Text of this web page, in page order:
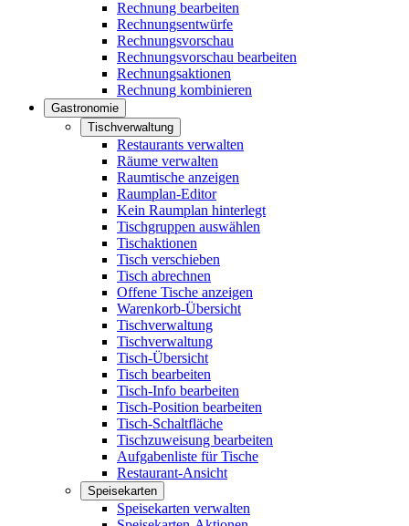
Rechnung bearbeiten
Rechnungsentwürfe
Rechnungsvorschau
Rechnungsvorschau bearbeiten
Rechnungsaktionen
Rechnung kombinieren
Gastronomie
Tischverwaltung
Restaurants verwalten
Räume verwalten
Raumtische anzeigen
Raumplan-Editor
Kein Raumplan hinterlegt
Tischgruppen auswählen
Tischaktionen
Tisch verschieben
Tisch abrechnen
Offene Tische anzeigen
Warenkorb-Übersicht
Tischverwaltung
Tischverwaltung
Tisch-Übersicht
Tisch bearbeiten
Tisch-Info bearbeiten
Tisch-Position bearbeiten
Tisch-Schaltfläche
Tischzuweisung bearbeiten
Aufgabenliste für Tische
Restaurant-Ansicht
Speisekarten
Speisekarten verwalten